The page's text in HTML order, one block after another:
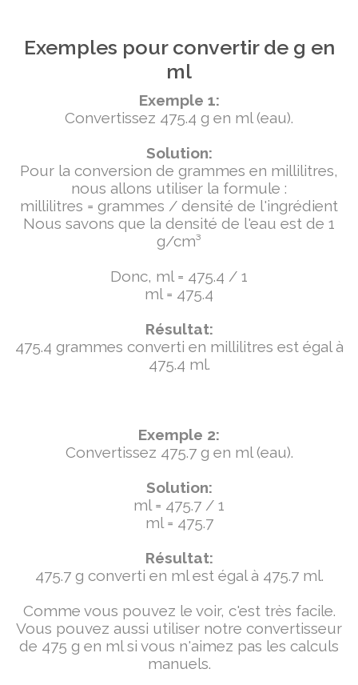
Exemples pour convertir de g en
ml
Exemple 1:
Convertissez 475.4 g en ml (eau).
Solution:
Pour la conversion de grammes en millilitres,
nous allons utiliser la formule :
millilitres = grammes / densité de l'ingrédient
Nous savons que la densité de l'eau est de 1
g/cm³
Donc, ml = 475.4 / 1
ml = 475.4
Résultat:
475.4 grammes converti en millilitres est égal à
475.4 ml.
Exemple 2:
Convertissez 475.7 g en ml (eau).
Solution:
ml = 475.7 / 1
ml = 475.7
Résultat:
475.7 g converti en ml est égal à 475.7 ml.
Comme vous pouvez le voir, c'est très facile.
Vous pouvez aussi utiliser notre convertisseur
de 475 g en ml si vous n'aimez pas les calculs
manuels.